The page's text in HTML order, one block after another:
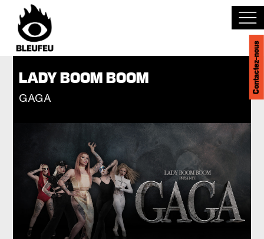
Découvrir BLEUFEU
Joindre l'équipe
Devenir partenaire
Événements
Salles
Contactez-nous
LADY BOOM BOOM
GAGA